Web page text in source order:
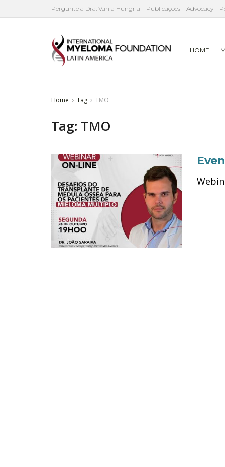
Pergunte à Dra. Vania Hungria Publicações Advocacy
HOME
Home Tag TMO
Tag: TMO